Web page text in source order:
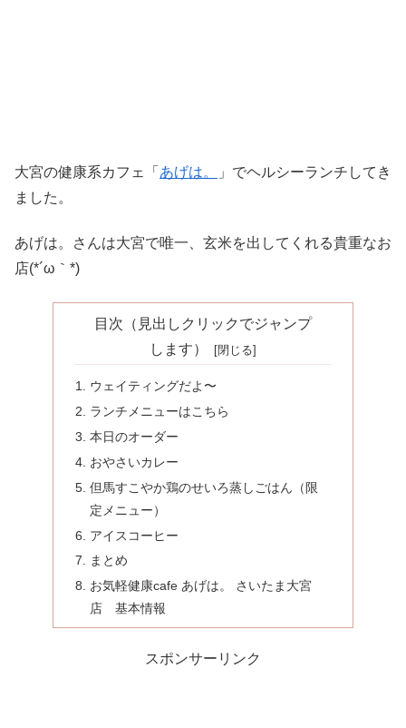
大宮の健康系カフェ「 あげは。
」でヘルシーランチしてき
ました。
あげは。さんは大宮で唯一、玄米を出してくれる貴重なお
店(*´ω｀*)
目次（見出しクリックでジャンプ
します）
ウェイティングだよ〜
ランチメニューはこちら
本日のオーダー
おやさいカレー
但馬すこやか鶏のせいろ蒸しごはん（限
定メニュー）
アイスコーヒー
まとめ
お気軽健康cafe あげは。 さいたま大宮
店 基本情報
スポンサーリンク